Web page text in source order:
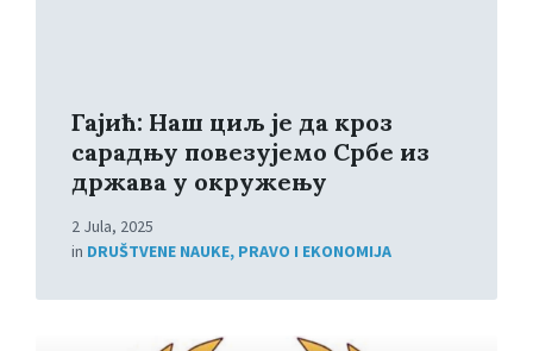
Гајић: Наш циљ је да кроз
сарадњу повезујемо Србе из
држава у окружењу
2 Jula, 2025
in DRUŠTVENE NAUKE, PRAVO I EKONOMIJA